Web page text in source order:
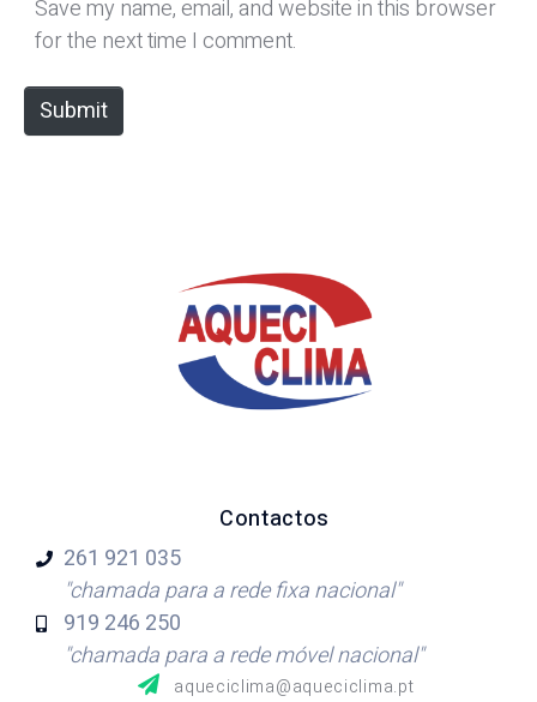
Save my name, email, and website in this browser
for the next time I comment.
Submit
Contactos
261 921 035
"chamada para a rede fixa nacional"
919 246 250
"chamada para a rede móvel nacional"
aqueciclima@aqueciclima.pt